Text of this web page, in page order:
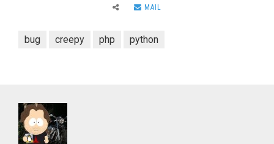
MAIL
bug creepy php python